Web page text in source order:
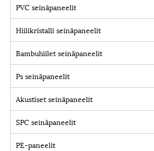
PVC seinäpaneelit
Hiilikristalli seinäpaneelit
Bambuhiilet seinäpaneelit
Ps seinäpaneelit
Akustiset seinäpaneelit
SPC seinäpaneelit
PE-paneelit